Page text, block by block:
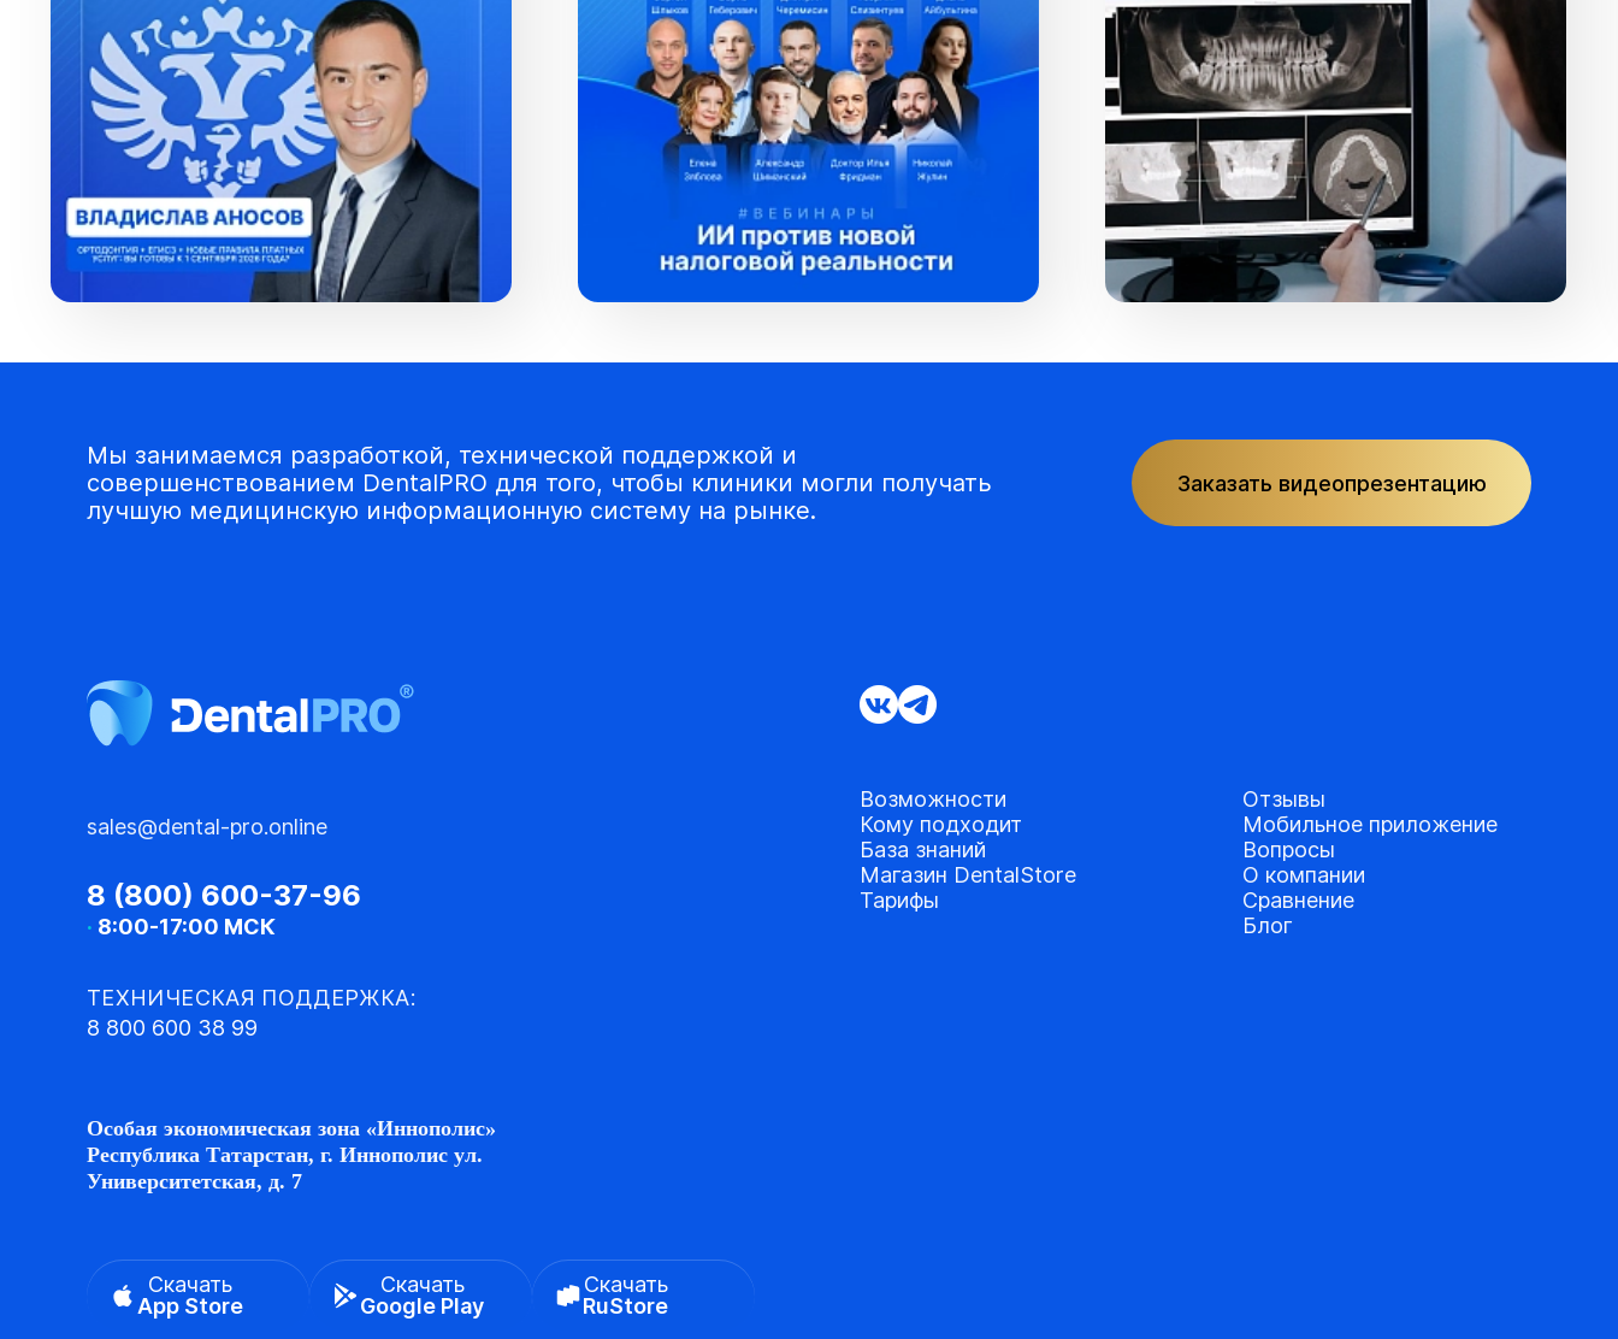
Мы занимаемся разработкой, технической поддержкой и
совершенствованием DentalPRO для того, чтобы клиники могли получать
лучшую медицинскую информационную систему на рынке.
Заказать видеопрезентацию
sales@dental-pro.online
8 (800) 600-37-96
· 8:00-17:00 МСК
ТЕХНИЧЕСКАЯ ПОДДЕРЖКА:
8 800 600 38 99
Особая экономическая зона «Иннополис»
Республика Татарстан, г. Иннополис ул.
Университетская, д. 7
Скачать
App Store
Скачать
Google Play
Скачать
RuStore
Возможности
Кому подходит
База знаний
Магазин DentalStore
Тарифы
Отзывы
Мобильное приложение
Вопросы
О компании
Сравнение
Блог